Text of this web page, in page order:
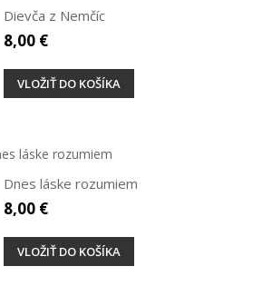
Dievča z Nemčíc
8,00 €
VLOŽIŤ DO KOŠÍKA
Dnes láske rozumiem
8,00 €
VLOŽIŤ DO KOŠÍKA